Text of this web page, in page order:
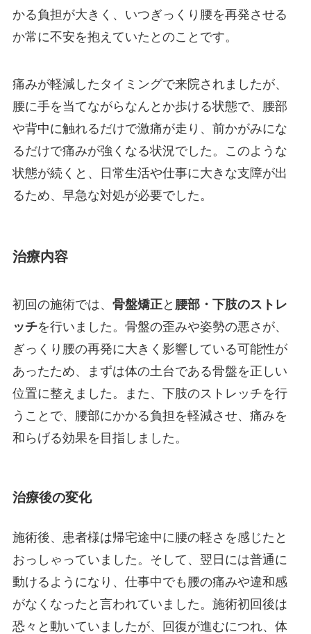
かる負担が大きく、いつぎっくり腰を再発させる
か常に不安を抱えていたとのことです。
痛みが軽減したタイミングで来院されましたが、
腰に手を当てながらなんとか歩ける状態で、腰部
や背中に触れるだけで激痛が走り、前かがみにな
るだけで痛みが強くなる状況でした。このような
状態が続くと、日常生活や仕事に大きな支障が出
るため、早急な対処が必要でした。
治療内容
初回の施術では、 骨盤矯正と 腰部・下肢のストレ
ッチを行いました。骨盤の歪みや姿勢の悪さが、
ぎっくり腰の再発に大きく影響している可能性が
あったため、まずは体の土台である骨盤を正しい
位置に整えました。また、下肢のストレッチを行
うことで、腰部にかかる負担を軽減させ、痛みを
和らげる効果を目指しました。
治療後の変化
施術後、患者様は帰宅途中に腰の軽さを感じたと
おっしゃっていました。そして、翌日には普通に
動けるようになり、仕事中でも腰の痛みや違和感
がなくなったと言われていました。施術初回後は
恐々と動いていましたが、回復が進むにつれ、体